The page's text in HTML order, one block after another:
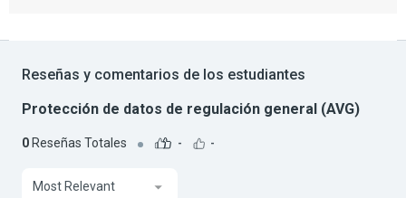
Reseñas y comentarios de los estudiantes
Protección de datos de regulación general (AVG)
0 Reseñas Totales - -
Most Relevant